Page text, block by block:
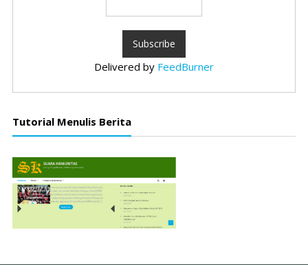
Delivered by FeedBurner
Tutorial Menulis Berita